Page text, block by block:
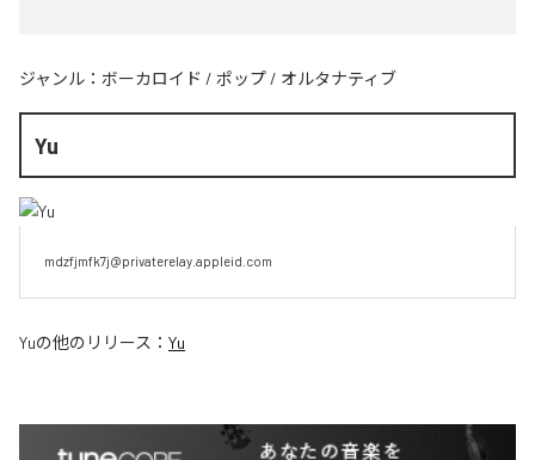
ジャンル： ボーカロイド / ポップ / オルタナティブ
Yu
mdzfjmfk7j@privaterelay.appleid.com
Yuの他のリリース： Yu